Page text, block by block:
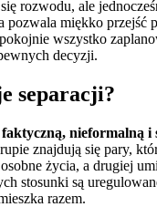
rozwodu, ale
pozwala miękko przejść
wszystko
decyzji.
separacji?
nieformalną i
znajdują się pary,
życia, a drugiej
stosunki są
razem.